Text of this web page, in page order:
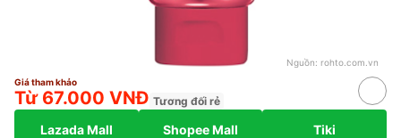
Nguồn: rohto.com.vn
Giá tham khảo
Từ 67.000 VNĐ Tương đối rẻ
Lazada Mall Shopee Mall Tiki